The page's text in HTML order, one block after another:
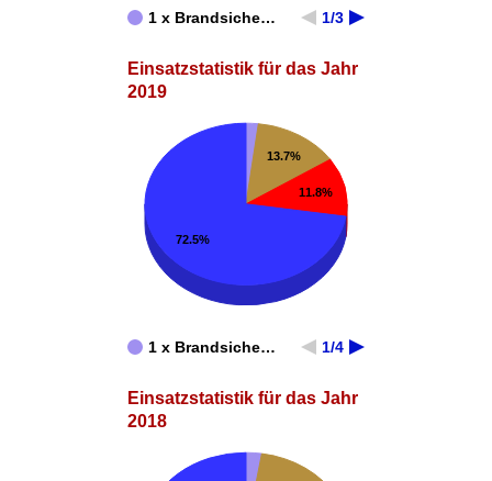
1 x Brandsiche… 1/3
Einsatzstatistik für das Jahr
2019
1 x Brandsiche… 1/4
13.7%
11.8%
72.5%
Einsatzstatistik für das Jahr
2018